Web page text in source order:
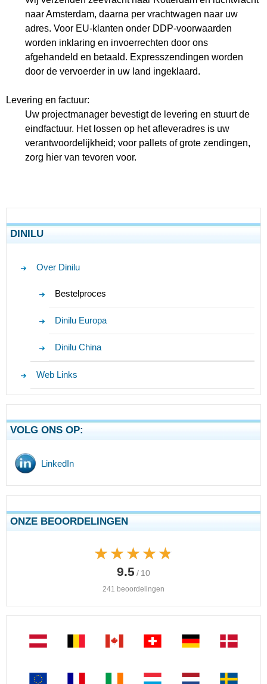
naar Amsterdam, daarna per vrachtwagen naar uw
adres. Voor EU-klanten onder DDP-voorwaarden
worden inklaring en invoerrechten door ons
afgehandeld en betaald. Expresszendingen worden
door de vervoerder in uw land ingeklaard.
Levering en factuur:
Uw projectmanager bevestigt de levering en stuurt de
eindfactuur. Het lossen op het afleveradres is uw
verantwoordelijkheid; voor pallets of grote zendingen,
zorg hier van tevoren voor.
DINILU
Over Dinilu
Bestelproces
Dinilu Europa
Dinilu China
Web Links
VOLG ONS OP:
LinkedIn
ONZE BEOORDELINGEN
★★★★★
★★★★★
9.5 / 10
241 beoordelingen